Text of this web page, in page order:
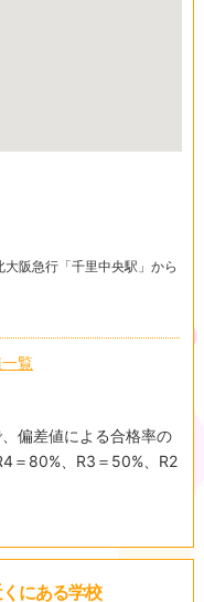
阪急行「千里中央駅」から
覧
偏差値による合格率の
＝80%、R3＝50%、R2
にある学校